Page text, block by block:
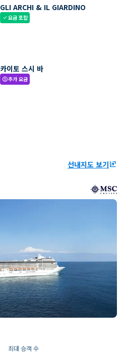
GLI ARCHI & IL GIARDINO
check요금 포함
카이토 스시 바
paid추가 요금
선내지도 보기ungroup
최대 승객 수